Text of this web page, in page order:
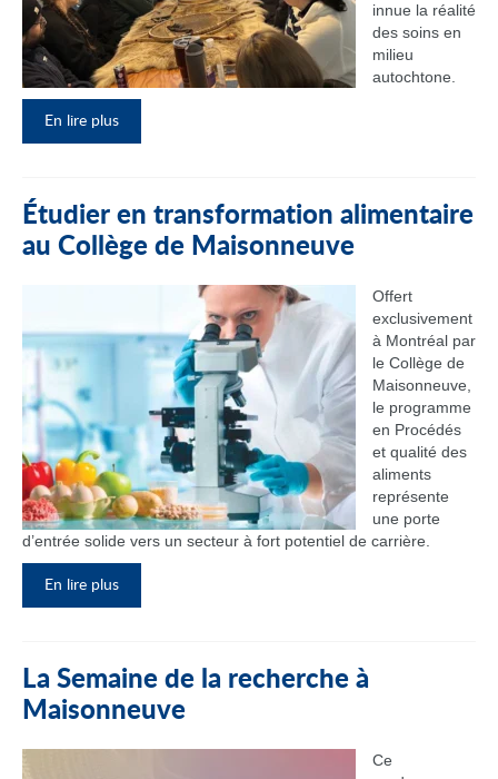
innue la réalité
des soins en
milieu
autochtone.
En lire plus
Étudier en transformation alimentaire
au Collège de Maisonneuve
Offert
exclusivement
à Montréal par
le Collège de
Maisonneuve,
le programme
en Procédés
et qualité des
aliments
représente
une porte
d’entrée solide vers un secteur à fort potentiel de carrière.
En lire plus
La Semaine de la recherche à
Maisonneuve
Ce